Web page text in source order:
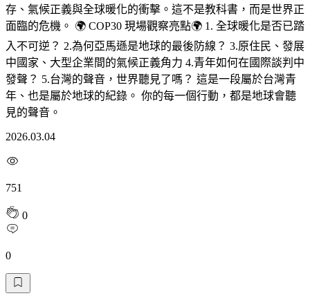
存、氣候正義與全球暖化的衝擊。這不是教科書，而是世界正
面臨的危機。 🌍 COP30 現場觀察亮點🌍 1. 全球暖化是否已踏
入不可逆？ 2.為何亞馬遜是地球的最後防線？ 3.原住民、發展
中國家、大型企業間的氣候正義角力 4.青年如何在國際談判中
發聲？ 5.台灣的聲音，世界聽見了嗎？ 這是一段屬於台灣青
年、也是屬於地球的紀錄。 你的每一個行動，都是地球會聽
見的聲音。
2026.03.04
751
0
0